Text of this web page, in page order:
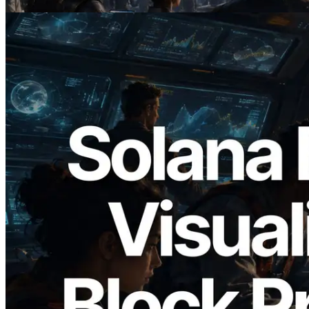
閱讀本文
2026.05.24
Validators Solutions 釋出 Solana Block
Analyzer — 以 slot 為單位視覺化區塊生
成時間與負責驗證者